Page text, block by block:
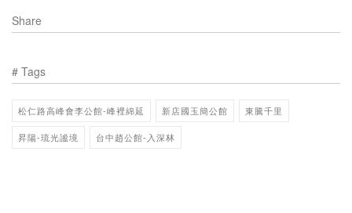
Share
# Tags
松仁路高峰會李公館-峰裡綿延 新店國玉簡公館 東騰千里
昇陽-琉光謐境 台中趙公館-入深林